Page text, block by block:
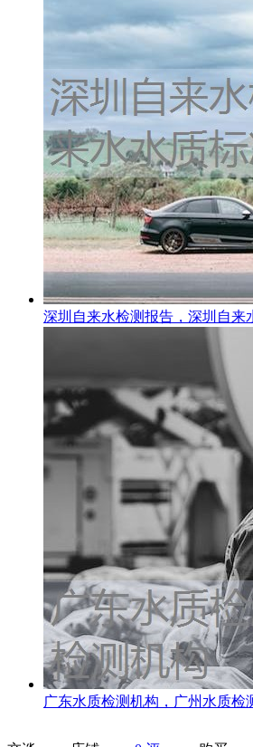
深圳自来水检测报告，深圳自来
广东水质检测机构，广州水质检